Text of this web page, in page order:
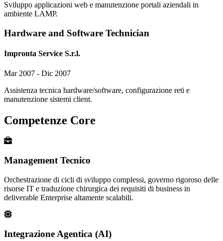
Sviluppo applicazioni web e manutenzione portali aziendali in
ambiente LAMP.
Hardware and Software Technician
Impronta Service S.r.l.
Mar 2007 - Dic 2007
Assistenza tecnica hardware/software, configurazione reti e
manutenzione sistemi client.
Competenze Core
Management Tecnico
Orchestrazione di cicli di sviluppo complessi, governo rigoroso delle
risorse IT e traduzione chirurgica dei requisiti di business in
deliverable Enterprise altamente scalabili.
Integrazione Agentica (AI)